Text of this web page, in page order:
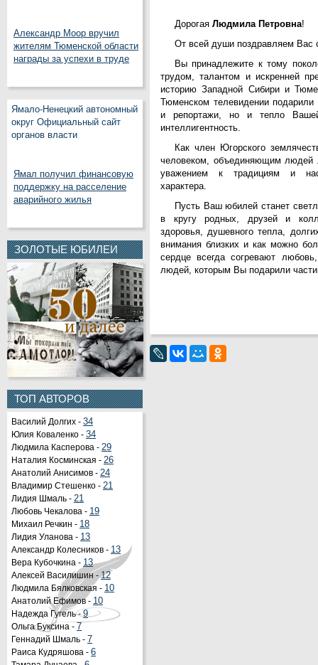
Александр Моор вручил
жителям Тюменской области
награды за успехи в труде
Ямало-Ненецкий автономный
округ Официальный сайт
органов власти
Ямал получил финансовую
поддержку на расселение
аварийного жилья
ЗОЛОТЫЕ ЮБИЛЕИ
ТОП АВТОРОВ
Василий Долгих - 34
Юлия Коваленко - 34
Людмила Касперова - 29
Наталия Косминская - 26
Анатолий Анисимов - 24
Владимир Стешенко - 21
Лидия Шмаль - 21
Любовь Чекалова - 19
Михаил Речкин - 18
Лидия Уланова - 13
Александр Колесников - 13
Вера Кубочкина - 13
Алексей Василишин -12
Людмила Бялковская - 10
Анатолий Ефимов - 10
Надежда Гугель -9
Ольга Буксина - 7
Геннадий Шмаль - 7
Раиса Кудряшова - 6
Дорогая Людмила Петровна!
От всей души поздравляем Вас
Вы принадлежите к тому
трудом, талантом и искренней
историю Западной Сибири и
Тюменском телевидении подарили
и репортажи, но и тепло
интеллигентность.
Как член Югорского
человеком, объединяющим людей
уважением к традициям и
характера.
Пусть Ваш юбилей станет
в кругу родных, друзей и
здоровья, душевного тепла,
внимания близких и как можно
сердце всегда согревают
людей, которым Вы подарили